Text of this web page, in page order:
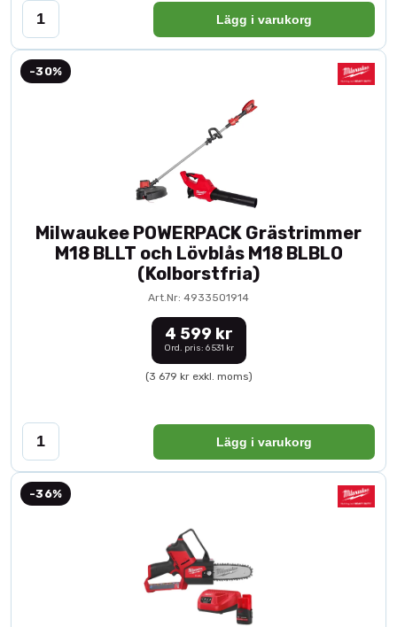
Lägg i varukorg
-30%
Milwaukee POWERPACK Grästrimmer
M18 BLLT och Lövblås M18 BLBLO
(Kolborstfria)
Art.Nr: 4933501914
4 599 kr
Ord. pris: 6 531 kr
(3 679 kr exkl. moms)
Lägg i varukorg
-36%